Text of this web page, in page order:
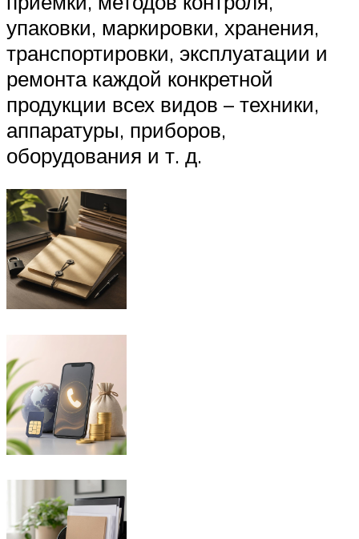
упаковки, маркировки, хранения,
транспортировки, эксплуатации и
ремонта каждой конкретной
продукции всех видов – техники,
аппаратуры, приборов,
оборудования и т. д.